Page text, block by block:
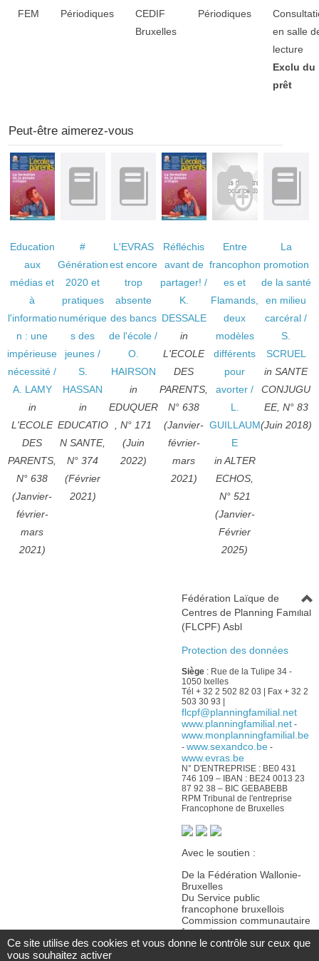
FEM
Périodiques
CEDIF
Bruxelles
Périodiques
en salle
lecture
Exclu du
prêt
Peut-être aimerez-vous
Education
aux
médias et
à
l'informatio
n : une
impérieuse
nécessité /
A. LAMY
in
L'ECOLE
DES
PARENTS,
N° 638
(Janvier-
février-
mars
2021)
#
Génération
2020 et
pratiques
numérique
s des
jeunes /
S.
HASSAN
in
EDUCATIO
N SANTE,
N° 374
(Février
2021)
L'EVRAS
est encore
trop
absente
des bancs
de l'école /
O.
HAIRSON
in
EDUQUER
, N° 171
(Juin
2022)
Réfléchis
avant de
partager! /
K.
DESSALE
in
L'ECOLE
DES
PARENTS,
N° 638
(Janvier-
février-
mars
2021)
Entre
francophon
es et
Flamands,
deux
modèles
différents
pour
avorter /
L.
GUILLAUM
E
in ALTER
ECHOS,
N° 521
(Janvier-
Février
2025)
La
promotion
de la santé
en milieu
carcéral /
S.
SCRUEL
in SANTE
CONJUGU
EE, N° 83
(Juin 2018)
Fédération Laïque de
Centres de Planning Familial
(FLCPF) Asbl
Protection des données
Siège: Rue de la Tulipe 34 -
1050 Ixelles
Tél + 32 2 502 82 03 | Fax + 32 2
503 30 93 |
flcpf@planningfamilial.net
www.planningfamilial.net-
www.monplanningfamilial.be
- www.sexandco.be-
www.evras.be
N° D'ENTREPRISE : BE0 431
746 109 – IBAN : BE24 0013 23
87 92 38 – BIC GEBABEBB
RPM Tribunal de l'entreprise
Francophone de Bruxelles
Avec le soutien :
De la Fédération Wallonie-
Bruxelles
Du Service public
francophone bruxellois
Commission communautaire
française
De la Wallonie
Ce site utilise des cookies et vous donne le contrôle sur ceux que
vous souhaitez activer